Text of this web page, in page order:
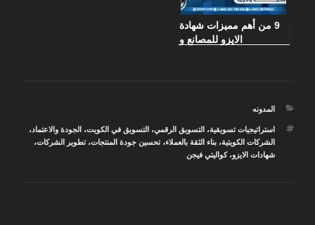
9 من أهم مميزات شهادة
الايزو للمصانع و
التصنيفات
المدونه
الوسوم
استراتيجيات تسويقية، التسويق الرقمي، التسويق في الكويت، الجودة والاعتماد،
الشركات الكويتية،بناء الثقة بالعملاء،تحسين جودة المنتجات،تطوير الشركات،
شهادات الايزو،كواليتي فيجن